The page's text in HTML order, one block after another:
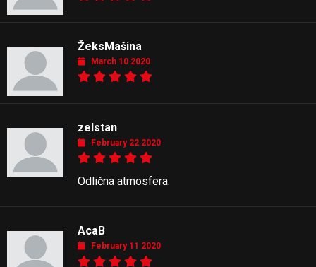
ŽeksMašina
March 10 2020
zelstan
February 22 2020
Odlična atmosfera.
AcaB
February 11 2020